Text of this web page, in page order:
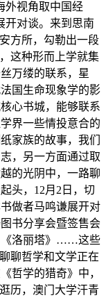
外视角取中国经
开对谈。来到思南
方所，勾勒出一段
这种形而上学就集
万缕的联系，星
国生命现象学的影
心书城，能够联系
界一些情投意合的
家族的故事，我们
，另一方面通过取
的光阴中，一路聊
头，12月2日，切
做者马鸣谦展开对
书分享会暨签售会
《洛丽塔》……这些
聊哲学和文学正在
哲学的猎奇》中，
历，澳门大学汗青